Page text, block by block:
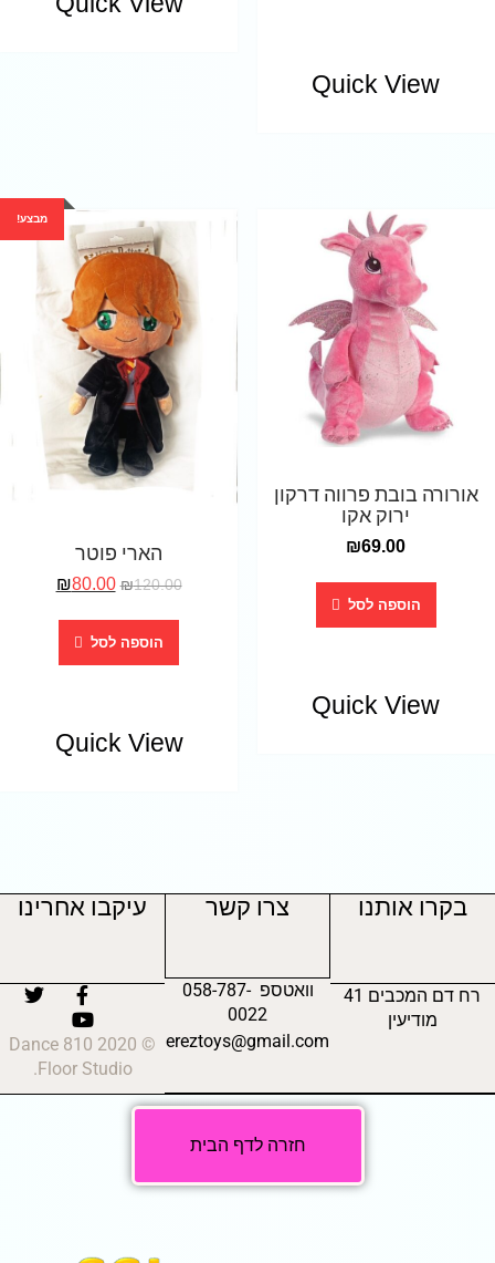
Quick View
אורורה בובת פרווה דרקון
ירוק אקו
₪69.00
הוספה לסל
Quick View
מבצע!
הארי פוטר
₪120.00
₪80.00
הוספה לסל
Quick View
בקרו אותנו
רח דם המכבים 41
מודיעין
צרו קשר
וואטספ 058-787-
0022
ereztoys@gmail.com
עיקבו אחרינו
© 2020 810 Dance
Floor Studio.
חזרה לדף הבית